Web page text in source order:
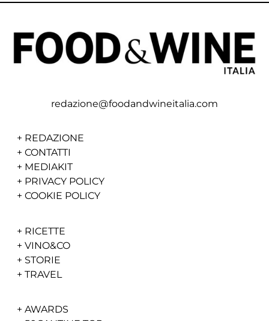
redazione@foodandwineitalia.com
+ REDAZIONE
+ CONTATTI
+ MEDIAKIT
+ PRIVACY POLICY
+ COOKIE POLICY
+ RICETTE
+ VINO&CO
+ STORIE
+ TRAVEL
+ AWARDS